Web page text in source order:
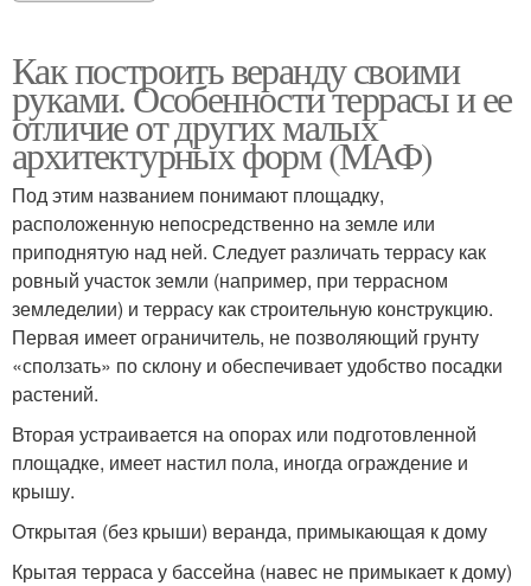
Как построить веранду своими
руками. Особенности террасы и ее
отличие от других малых
архитектурных форм (МАФ)
Под этим названием понимают площадку,
расположенную непосредственно на земле или
приподнятую над ней. Следует различать террасу как
ровный участок земли (например, при террасном
земледелии) и террасу как строительную конструкцию.
Первая имеет ограничитель, не позволяющий грунту
«сползать» по склону и обеспечивает удобство посадки
растений.
Вторая устраивается на опорах или подготовленной
площадке, имеет настил пола, иногда ограждение и
крышу.
Открытая (без крыши) веранда, примыкающая к дому
Крытая терраса у бассейна (навес не примыкает к дому)